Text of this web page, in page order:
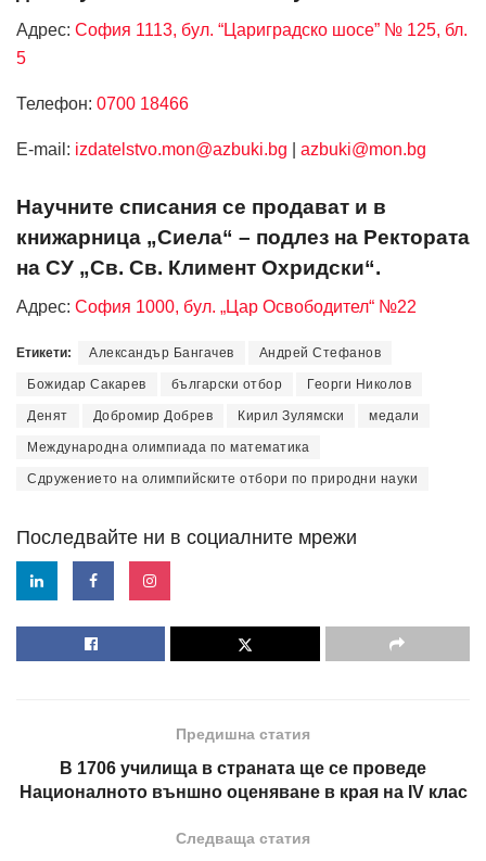
Адрес: София 1113, бул. “Цариградско шосе” № 125, бл.
5
Телефон: 0700 18466
Е-mail: izdatelstvo.mon@azbuki.bg azbuki@mon.bg
Научните списания се продават и в
книжарница „Сиела“ – подлез на Ректората
на СУ „Св. Св. Климент Охридски“.
Адрес: София 1000, бул. „Цар Освободител“ №22
Етикети: Александър Бангачев Андрей Стефанов
Божидар Сакарев български отбор Георги Николов
Денят Добромир Добрев Кирил Зулямски медали
Международна олимпиада по математика
Сдружението на олимпийските отбори по природни науки
Последвайте ни в социалните мрежи
Предишна статия
В 1706 училища в страната ще се проведе
Националното външно оценяване в края на IV клас
Следваща статия